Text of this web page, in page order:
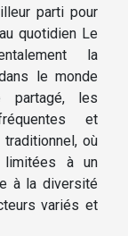
parti pour
quotidien Le
la
le monde
partagé, les
et
traditionnel, où
limitées à un
à la diversité
variés et